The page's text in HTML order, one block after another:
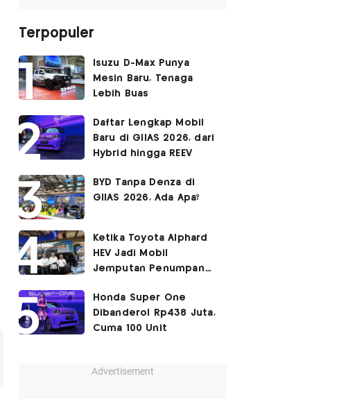
Terpopuler
Isuzu D-Max Punya
Mesin Baru, Tenaga
Lebih Buas
Daftar Lengkap Mobil
Baru di GIIAS 2026, dari
Hybrid hingga REEV
BYD Tanpa Denza di
GIIAS 2026, Ada Apa?
Ketika Toyota Alphard
HEV Jadi Mobil
Jemputan Penumpang
Honda Super One
Dibanderol Rp438 Juta,
Cuma 100 Unit
Advertisement